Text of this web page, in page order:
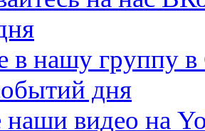
в нашу группу в
дня
видео на